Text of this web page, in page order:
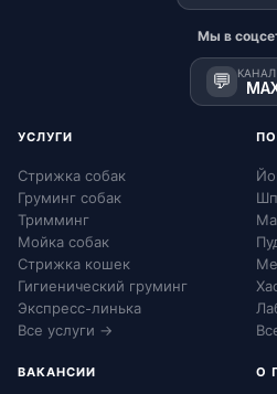
Мы в
💬
УСЛУГИ
Стрижка собак
Груминг собак
Тримминг
Мойка собак
Стрижка кошек
Гигиенический груминг
Экспресс-линька
Все услуги →
ВАКАНСИИ О